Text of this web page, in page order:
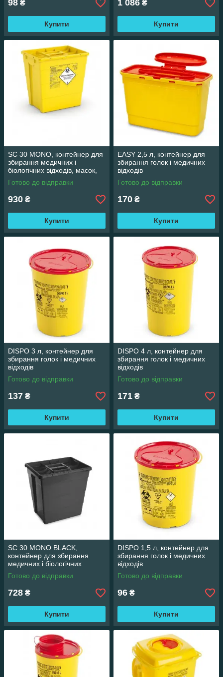
98 ₴
Купити
1 086 ₴
Купити
SC 30 MONO, контейнер для
збирання медичних і
біологічних відходів, масок,
рукавичок, голок тощо (30 л)
Готово до відправки
930 ₴
Купити
EASY 2,5 л, контейнер для
збирання голок і медичних
відходів
Готово до відправки
170 ₴
Купити
DISPO 3 л, контейнер для
збирання голок і медичних
відходів
Готово до відправки
137 ₴
Купити
DISPO 4 л, контейнер для
збирання голок і медичних
відходів
Готово до відправки
171 ₴
Купити
SC 30 MONO BLACK,
контейнер для збирання
медичних і біологічних
відходів, масок, рукавичок,
голок тощо (30 л)
Готово до відправки
728 ₴
Купити
DISPO 1,5 л, контейнер для
збирання голок і медичних
відходів
Готово до відправки
96 ₴
Купити